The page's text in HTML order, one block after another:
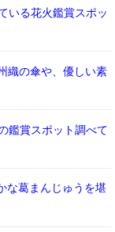
いる花火鑑賞スポッ
織の傘や、優しい素
鑑賞スポット調べて
な葛まんじゅうを堪